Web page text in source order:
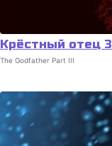
Крёстный отец 3
The Godfather Part III